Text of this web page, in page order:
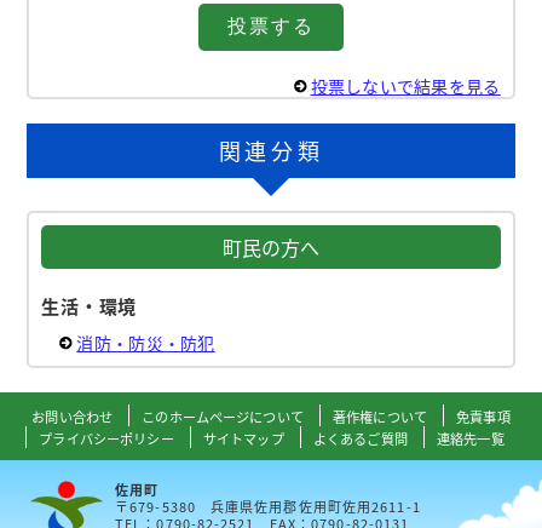
投票しないで結果を見る
関連分類
町民の方へ
生活・環境
消防・防災・防犯
お問い合わせ このホームページについて 著作権について
免責事項
プライバシーポリシー
サイトマップ よくあるご質問 連絡先一覧
佐用町
〒679-5380 兵庫県佐用郡佐用町佐用2611-1
TEL：0790-82-2521 FAX：0790-82-0131